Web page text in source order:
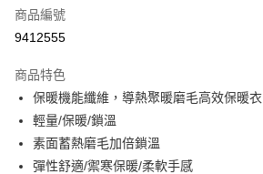
超商取貨付款
Apple Pay
街口支付
悠遊付
商品編號
9412555
商品特色
保暖機能纖維，導熱聚暖磨毛高效保暖衣
輕量/保暖/鎖溫
素面蓄熱磨毛加倍鎖溫
彈性舒適/禦寒保暖/柔軟手感